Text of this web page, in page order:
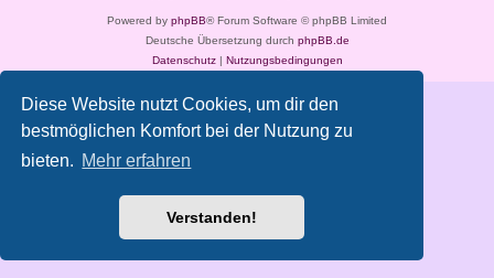
Diese Website nutzt Cookies, um dir den
bestmöglichen Komfort bei der Nutzung zu
bieten. Mehr erfahren
Verstanden!
Powered by phpBB® Forum Software © phpBB Limited
Deutsche Übersetzung durch phpBB.de
Datenschutz| Nutzungsbedingungen